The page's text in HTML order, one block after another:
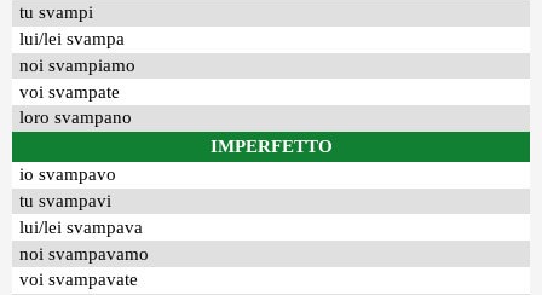
tu svampi
lui/lei svampa
noi svampiamo
voi svampate
loro svampano
IMPERFETTO
io svampavo
tu svampavi
lui/lei svampava
noi svampavamo
voi svampavate